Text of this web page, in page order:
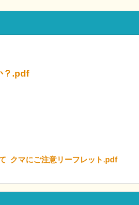
？.pdf
クマにご注意リーフレット.pdf